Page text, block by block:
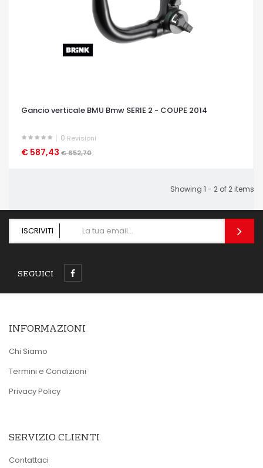
Gancio verticale BMU Bmw SERIE 2 - COUPE 2014
0 Revisioni
€ 587,43 € 652,70
OCCHIATA VELOCE
Showing 1 - 2 of 2 items
ISCRIVITI
SEGUICI
INFORMAZIONI
Chi Siamo
Termini e Condizioni
Privacy Policy
SERVIZIO CLIENTI
Contattaci